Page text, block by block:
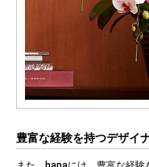
豊富な経験を持つデザイ